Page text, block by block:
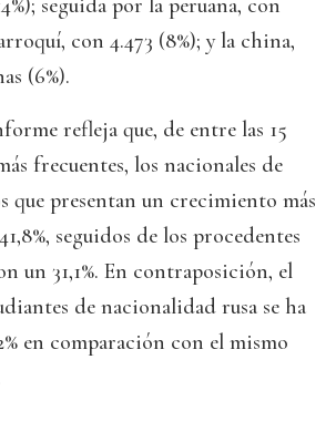
seguida por la peruana, con
con 4.473 (8%); y la china,
(6%).
refleja que, de entre las 15
frecuentes, los nacionales de
que presentan un crecimiento más
seguidos de los procedentes
un 31,1%. En contraposición, el
de nacionalidad rusa se ha
en comparación con el mismo